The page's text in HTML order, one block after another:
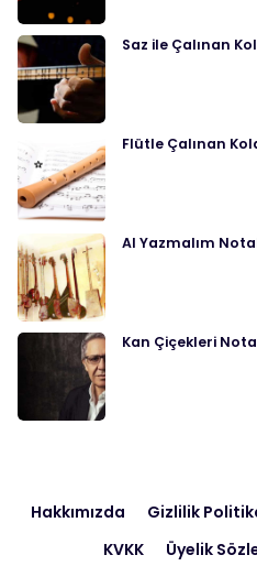
Saz ile Çalınan
Flütle Çalınan
Al Yazmalım
Kan Çiçekleri
Hakkımızda Gizlilik
KVKK
Üyelik